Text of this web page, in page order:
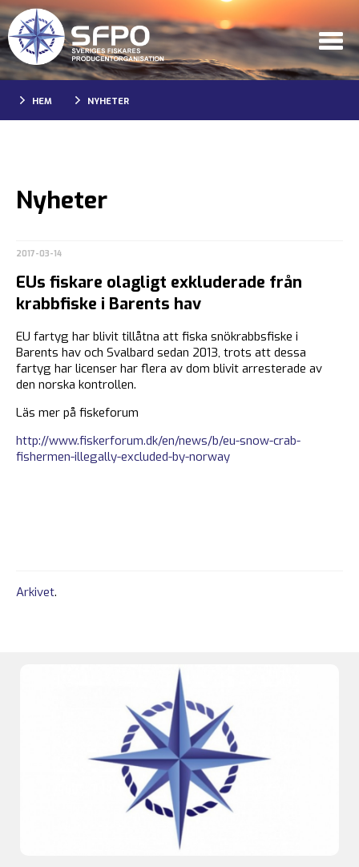
HEM NYHETER
Nyheter
2017-03-14
EUs fiskare olagligt exkluderade från
krabbfiske i Barents hav
EU fartyg har blivit tillåtna att fiska snökrabbsfiske i
Barents hav och Svalbard sedan 2013, trots att dessa
fartyg har licenser har flera av dom blivit arresterade av
den norska kontrollen.
Läs mer på fiskeforum
http://www.fiskerforum.dk/en/news/b/eu-snow-crab-
fishermen-illegally-excluded-by-norway
Arkivet.